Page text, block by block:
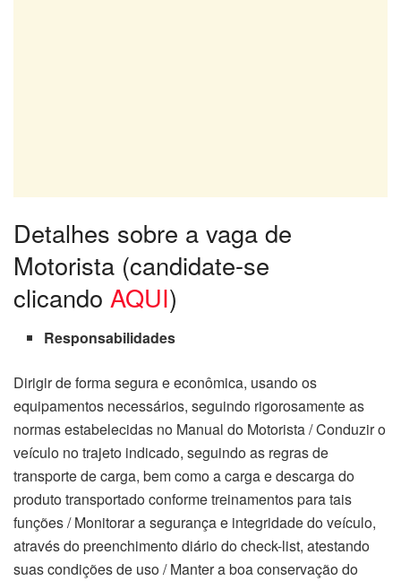
Detalhes sobre a vaga de
Motorista (candidate-se
clicando AQUI)
Responsabilidades
Dirigir de forma segura e econômica, usando os
equipamentos necessários, seguindo rigorosamente as
normas estabelecidas no Manual do Motorista / Conduzir o
veículo no trajeto indicado, seguindo as regras de
transporte de carga, bem como a carga e descarga do
produto transportado conforme treinamentos para tais
funções / Monitorar a segurança e integridade do veículo,
através do preenchimento diário do check-list, atestando
suas condições de uso / Manter a boa conservação do